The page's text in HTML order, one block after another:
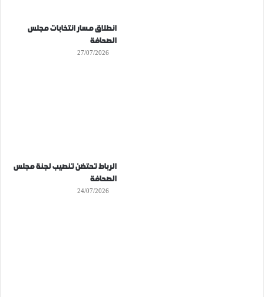
انطلاق مسار انتخابات مجلس
الصحافة
27/07/2026
الرباط تحتضن تنصيب لجنة مجلس
الصحافة
24/07/2026